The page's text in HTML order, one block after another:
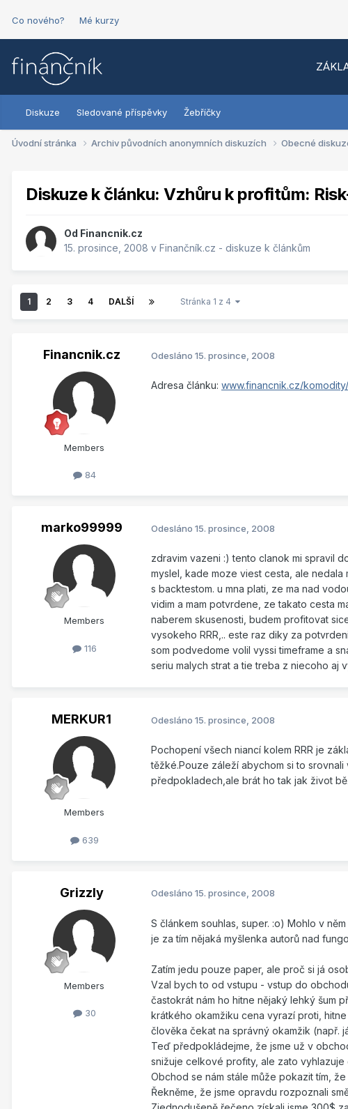
Co nového? Mé kurzy
Diskuze Sledované příspěvky Žebříčky
Úvodní stránka Archiv původních anonymních diskuzích Obecné
Diskuze k článku: Vzhůru k profitům:
Od Financnik.cz
15. prosince, 2008 v Finančník.cz - diskuze k článkům
1 2 3 4 DALŠÍ Stránka 1 z 4
Financnik.cz
Members
84
Odesláno 15. prosince, 2008
Adresa článku: www.financnik.cz/
marko99999
Members
116
Odesláno 15. prosince, 2008
zdravim vazeni :) tento clanok mi spravil
myslel, kade moze viest cesta, ale
s backtestom. u mna plati, ze ma nad
vidim a mam potvrdene, ze takato cesta
naberem skusenosti, budem profitovat
vysokeho RRR,.. este raz diky za
som podvedome volil vyssi timeframe a
seriu malych strat a tie treba z niecoho aj
MERKUR1
Members
639
Odesláno 15. prosince, 2008
Pochopení všech niancí kolem RRR je
těžké.Pouze záleží abychom si to srovnali
předpokladech,ale brát ho tak jak život
Grizzly
Members
30
Odesláno 15. prosince, 2008
S článkem souhlas, super. :o) Mohlo v
je za tím nějaká myšlenka autorů nad
Zatím jedu pouze paper, ale proč si já
Vzal bych to od vstupu - vstup do
častokrát nám ho hitne nějaký lehký šum
krátkého okamžiku cena vyrazí proti,
člověka čekat na správný okamžik (např.
Teď předpokládejme, že jsme už v
snižuje celkové profity, ale zato
Obchod se nám stále může pokazit tím,
Řekněme, že jsme opravdu rozpoznali